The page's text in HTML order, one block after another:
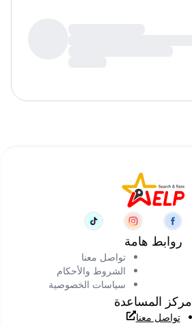
روابط هامة
تواصل معنا
الشروط والأحكام
سياسات الخصوصية
مركز المساعدة
تواصل معنا